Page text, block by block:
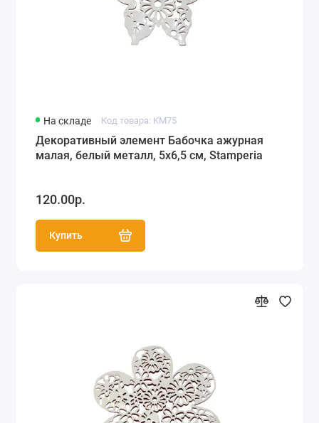
На складе Код товара: KM75
Декоративный элемент Бабочка ажурная
малая, белый металл, 5х6,5 см, Stamperia
120.00р.
Купить